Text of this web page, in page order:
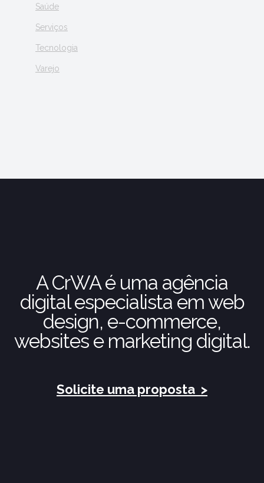
Saúde
Serviços
Tecnologia
Varejo
A CrWA é uma agência
digital especialista em web
design, e-commerce,
websites e marketing digital.
Solicite uma proposta >